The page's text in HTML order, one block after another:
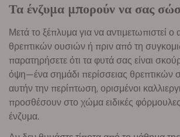
Τα ένζυμα μπορούν να σας
Μετά το ξέπλυμα για να αντιμετωπιστεί
θρεπτικών ουσιών ή πριν από τη
παρατηρήσετε ότι τα φυτά σας είναι
όψη—ένα σημάδι περίσσειας θρεπτικών
αυτήν την περίπτωση, ορισμένοι
προσθέσουν στο χώμα ειδικές
ένζυμα.